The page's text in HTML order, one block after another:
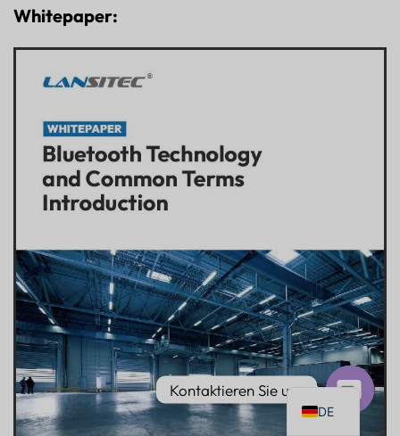
Whitepaper:
DE
EN
TH
KO
FR
ES
Kontaktieren Sie uns